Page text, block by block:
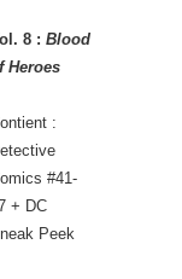
8 : Blood
Heroes
:
#41-
+ DC
Peek